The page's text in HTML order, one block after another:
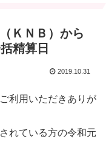
ＫＮＢ）から
精算日
2019.10.31
利用いただきありが
れている方の令和元